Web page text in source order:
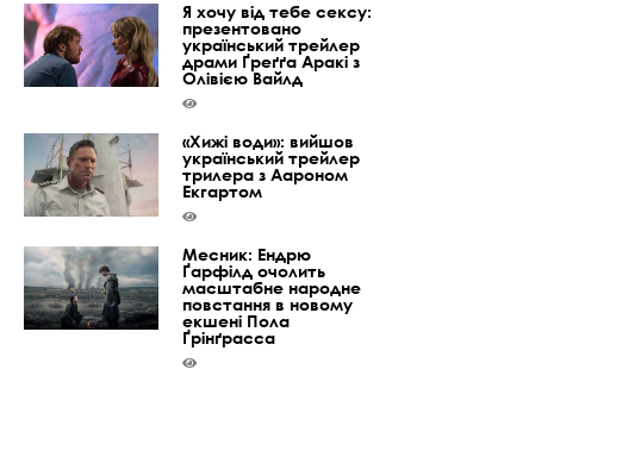
Я хочу від тебе сексу:
презентовано
український трейлер
драми Ґреґґа Аракі з
Олівією Вайлд
«Хижі води»: вийшов
український трейлер
трилера з Аароном
Екгартом
Месник: Ендрю
Ґарфілд очолить
масштабне народне
повстання в новому
екшені Пола
Ґрінґрасса